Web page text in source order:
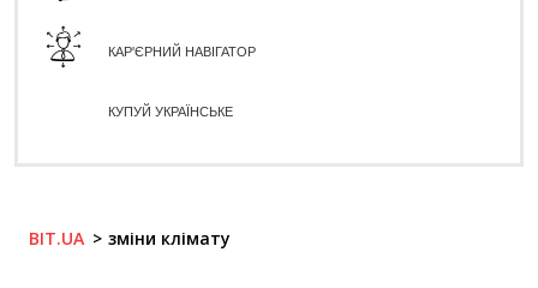
КАР'ЄРНИЙ НАВІГАТОР
КУПУЙ УКРАЇНСЬКЕ
BIT.UA зміни клімату